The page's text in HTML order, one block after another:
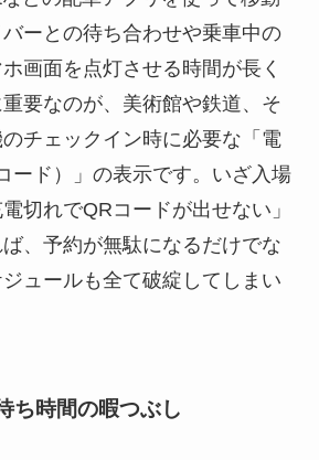
ーとの待ち合わせや乗車中の
画面を点灯させる時間が長く
要なのが、美術館や鉄道、そ
チェックイン時に必要な「電
ード）」の表示です。いざ入場
切れでQRコードが出せない」
、予約が無駄になるだけでな
ュールも全て破綻してしまい
ち時間の暇つぶし